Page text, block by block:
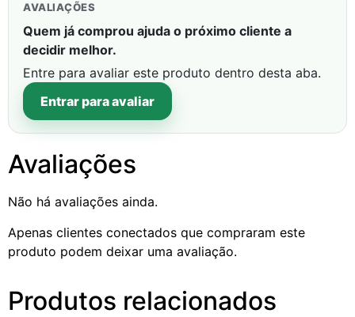
AVALIAÇÕES
Quem já comprou ajuda o próximo cliente a
decidir melhor.
Entre para avaliar este produto dentro desta aba.
Entrar para avaliar
Avaliações
Não há avaliações ainda.
Apenas clientes conectados que compraram este
produto podem deixar uma avaliação.
Produtos relacionados